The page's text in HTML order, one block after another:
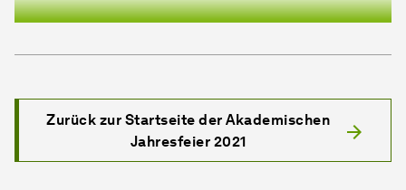
Zurück zur Startseite der Akademischen
Jahresfeier 2021